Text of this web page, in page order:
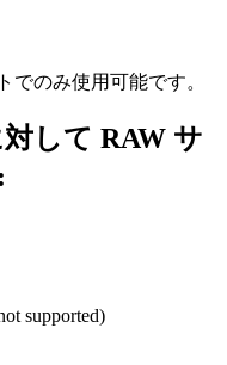
でのみ使用可能です。
して RAW サ
supported)